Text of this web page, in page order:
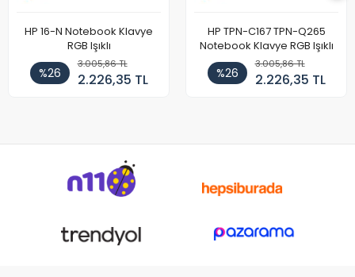
HP 16-N Notebook Klavye
RGB Işıklı
%26
3.005,86 TL
2.226,35 TL
HP TPN-C167 TPN-Q265
Notebook Klavye RGB Işıklı
%26
3.005,86 TL
2.226,35 TL